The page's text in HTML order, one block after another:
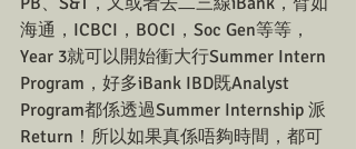
海通，ICBCI，BOCI，Soc Gen等等，
Year 3就可以開始衝大行Summer Intern
Program，好多iBank IBD既Analyst
Program都係透過Summer Internship 派
Return！所以如果真係唔夠時間，都可